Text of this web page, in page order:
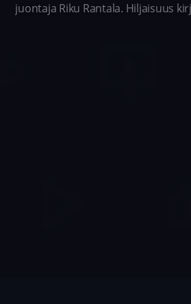
juontaja Riku Rantala. Hiljaisuus